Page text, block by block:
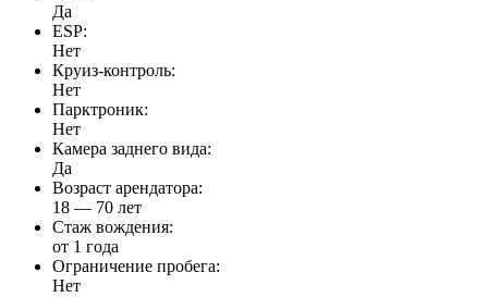
Да
ESP:
Нет
Круиз-контроль:
Нет
Парктроник:
Нет
Камера заднего вида:
Да
Возраст арендатора:
18 — 70 лет
Стаж вождения:
от 1 года
Ограничение пробега:
Нет